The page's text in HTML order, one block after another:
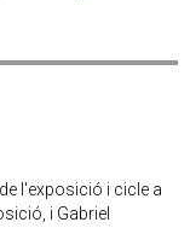
l'exposició i cicle a
i Gabriel